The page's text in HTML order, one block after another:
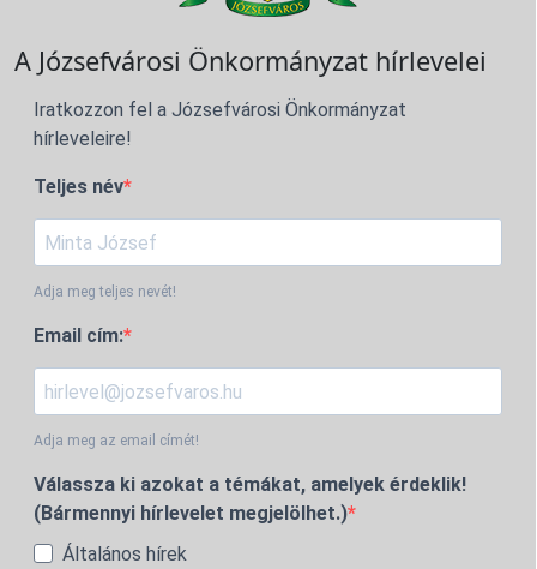
A Józsefvárosi Önkormányzat hírlevelei
Iratkozzon fel a Józsefvárosi Önkormányzat
hírleveleire!
Teljes név
Adja meg teljes nevét!
Email cím:
Adja meg az email címét!
Válassza ki azokat a témákat, amelyek érdeklik!
(Bármennyi hírlevelet megjelölhet.)
Általános hírek